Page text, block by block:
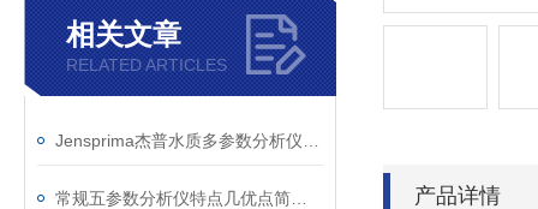
相关文章
RELATED ARTICLES
产品详情